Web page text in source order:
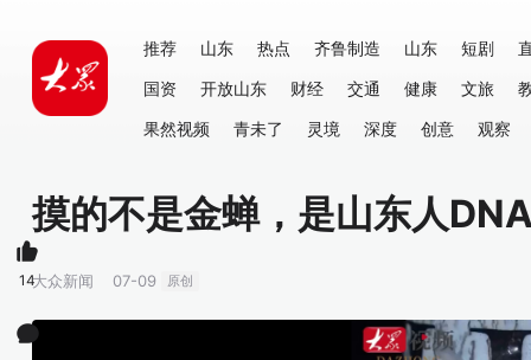
推荐 山东 热点 齐鲁制造 山东 短剧
国资
开放山东 财经 交通 健康 文旅
果然视频
青未了 灵境 深度 创意 观察
摸的不是金蝉，是山东人
大众新闻 07-09 原创
14